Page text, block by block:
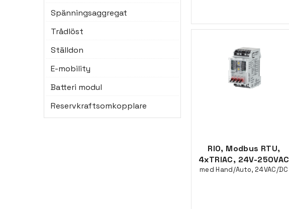
Spänningsaggregat
Trådlöst
Ställdon
E-mobility
Batteri modul
Reservkraftsomkopplare
RIO, Modbus RTU,
4xTRIAC, 24V-250VAC
med Hand/Auto, 24VAC/DC